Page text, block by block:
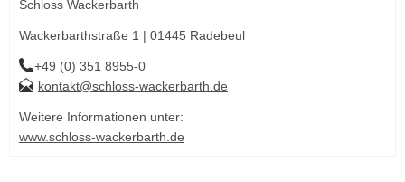
Schloss Wackerbarth
Wackerbarthstraße 1 | 01445 Radebeul
+49 (0) 351 8955-0
kontakt@schloss-wackerbarth.de
Weitere Informationen unter:
www.schloss-wackerbarth.de